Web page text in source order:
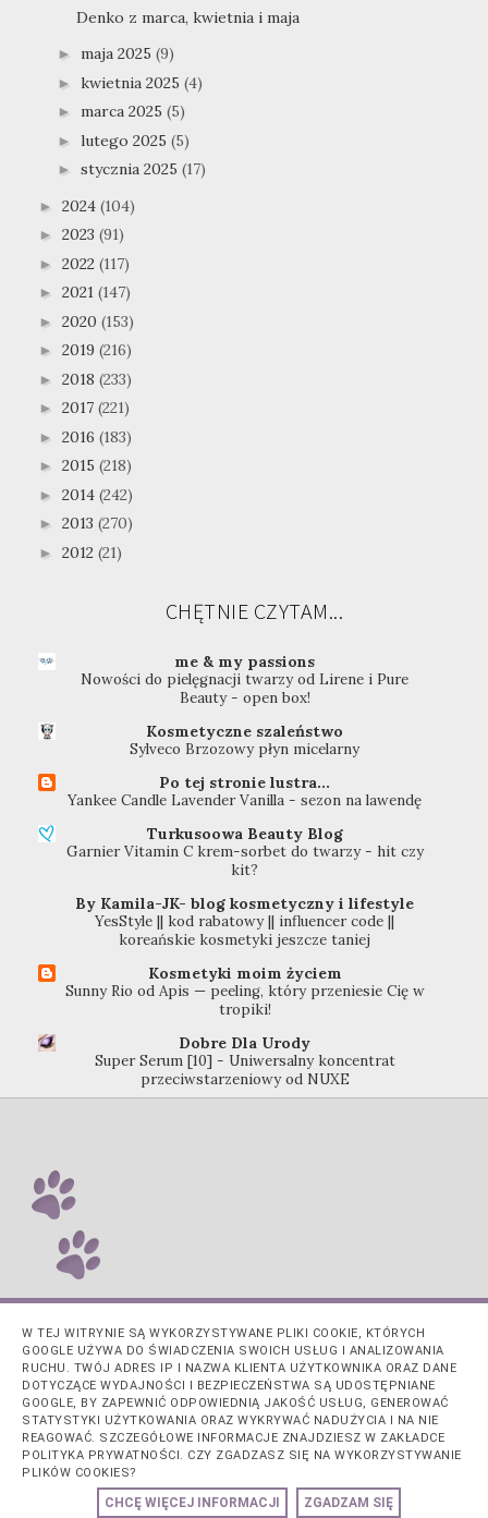
Denko z marca, kwietnia i maja
► maja 2025 (9)
► kwietnia 2025 (4)
► marca 2025 (5)
► lutego 2025 (5)
► stycznia 2025 (17)
► 2024 (104)
► 2023 (91)
► 2022 (117)
► 2021 (147)
► 2020 (153)
► 2019 (216)
► 2018 (233)
► 2017 (221)
► 2016 (183)
► 2015 (218)
► 2014 (242)
► 2013 (270)
► 2012 (21)
CHĘTNIE CZYTAM...
me & my passions
Nowości do pielęgnacji twarzy od Lirene i Pure
Beauty - open box!
Kosmetyczne szaleństwo
Sylveco Brzozowy płyn micelarny
Po tej stronie lustra...
Yankee Candle Lavender Vanilla - sezon na lawendę
Turkusoowa Beauty Blog
Garnier Vitamin C krem-sorbet do twarzy - hit czy
kit?
By Kamila-JK- blog kosmetyczny i lifestyle
YesStyle || kod rabatowy || influencer code ||
koreańskie kosmetyki jeszcze taniej
Kosmetyki moim życiem
Sunny Rio od Apis — peeling, który przeniesie Cię w
tropiki!
Dobre Dla Urody
Super Serum [10] - Uniwersalny koncentrat
przeciwstarzeniowy od NUXE
Obsługiwane przez usługę
W TEJ WITRYNIE SĄ WYKORZYSTYWANE PLIKI COOKIE, KTÓRYCH
GOOGLE UŻYWA DO ŚWIADCZENIA SWOICH USŁUG I ANALIZOWANIA
RUCHU. TWÓJ ADRES IP I NAZWA KLIENTA UŻYTKOWNIKA ORAZ DANE
DOTYCZĄCE WYDAJNOŚCI I BEZPIECZEŃSTWA SĄ UDOSTĘPNIANE
GOOGLE, BY ZAPEWNIĆ ODPOWIEDNIĄ JAKOŚĆ USŁUG, GENEROWAĆ
STATYSTYKI UŻYTKOWANIA ORAZ WYKRYWAĆ NADUŻYCIA I NA NIE
REAGOWAĆ. SZCZEGÓŁOWE INFORMACJE ZNAJDZIESZ W ZAKŁADCE
POLITYKA PRYWATNOŚCI. CZY ZGADZASZ SIĘ NA WYKORZYSTYWANIE
PLIKÓW COOKIES?
CHCĘ WIĘCEJ INFORMACJI ZGADZAM SIĘ